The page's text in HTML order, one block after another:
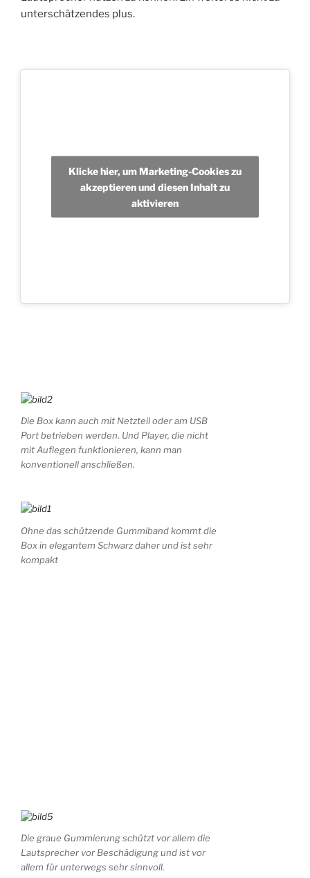
unterschätzendes plus.
Klicke hier, um Marketing-Cookies zu
akzeptieren und diesen Inhalt zu
aktivieren
Die Box kann auch mit Netzteil oder am USB
Port betrieben werden. Und Player, die nicht
mit Auflegen funktionieren, kann man
konventionell anschließen.
Ohne das schützende Gummiband kommt die
Box in elegantem Schwarz daher und ist sehr
kompakt
Die graue Gummierung schützt vor allem die
Lautsprecher vor Beschädigung und ist vor
allem für unterwegs sehr sinnvoll.